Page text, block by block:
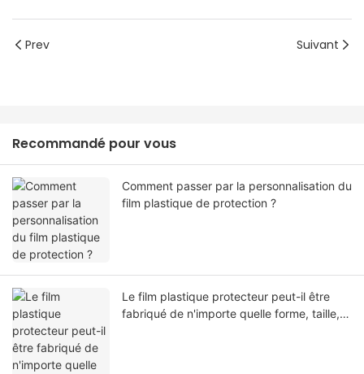
Prev Suivant
Recommandé pour vous
Comment passer par la personnalisation du
film plastique de protection ?
Le film plastique protecteur peut-il être
fabriqué de n'importe quelle forme, taille,